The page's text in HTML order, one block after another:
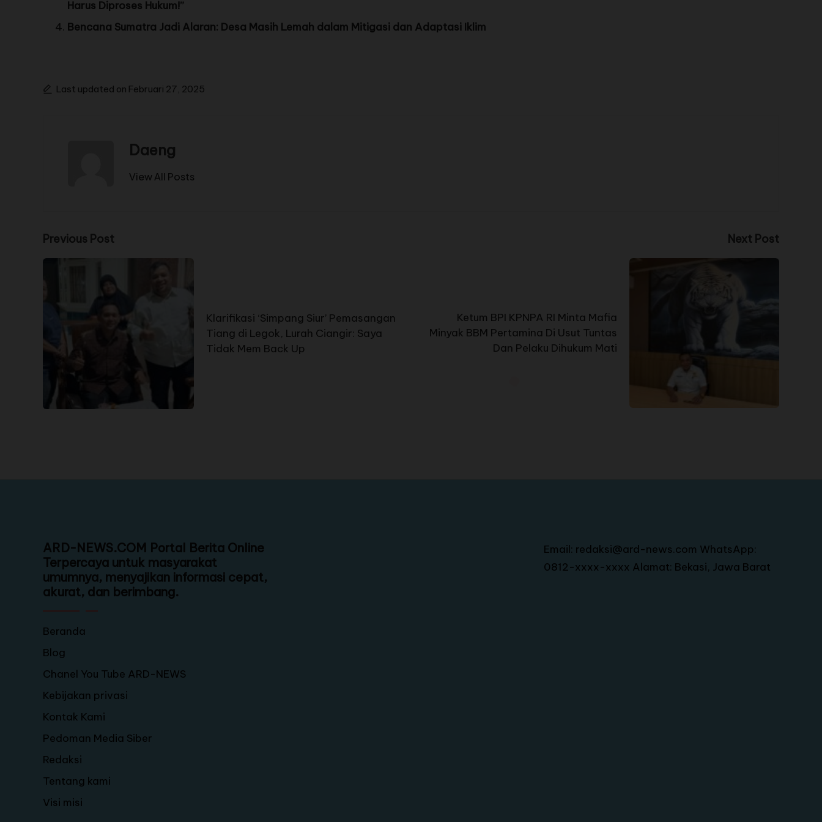
Harus Diproses Hukum!”
Bencana Sumatra Jadi Alaran: Desa Masih Lemah dalam Mitigasi dan Adaptasi Iklim
Last updated on Februari 27, 2025
Daeng
View All Posts
Previous Post
Klarifikasi ‘Simpang Siur’ Pemasangan
Tiang di Legok, Lurah Ciangir: Saya
Tidak Mem Back Up
Next Post
Ketum BPI KPNPA RI Minta Mafia
Minyak BBM Pertamina Di Usut Tuntas
Dan Pelaku Dihukum Mati
ARD-NEWS.COM Portal Berita Online
Terpercaya untuk masyarakat
umumnya, menyajikan informasi cepat,
akurat, dan berimbang.
Beranda
Blog
Chanel You Tube ARD-NEWS
Kebijakan privasi
Kontak Kami
Pedoman Media Siber
Redaksi
Tentang kami
Visi misi
Email: redaksi@ard-news.com WhatsApp:
0812-xxxx-xxxx Alamat: Bekasi, Jawa Barat